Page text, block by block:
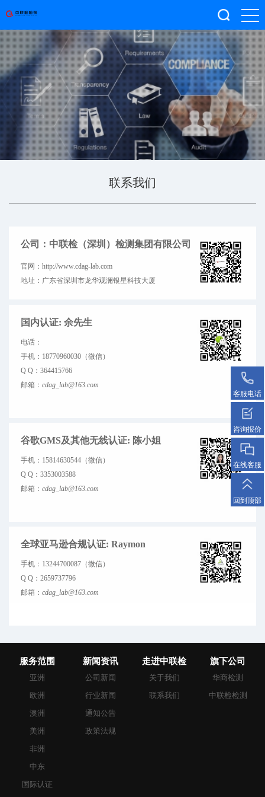
联系我们
公司：中联检（深圳）检测集团有限公司
官网： http://www.cdag-lab.com
地址： 广东省深圳市龙华观澜银星科技大厦
国内认证: 余先生
电话：
手机： 18770960030（微信）
Q Q： 364415766
邮箱： cdag_lab@163.com
谷歌GMS及其他无线认证: 陈小姐
手机： 15814630544（微信）
Q Q： 3353003588
邮箱： cdag_lab@163.com
全球亚马逊合规认证: Raymon
手机： 13244700087（微信）
Q Q： 2659737796
邮箱： cdag_lab@163.com
服务范围
亚洲
欧洲
澳洲
美洲
非洲
中东
国际认证
新闻资讯
公司新闻
行业新闻
通知公告
政策法规
走进中联检
关于我们
联系我们
旗下公司
华商检测
中联检检测
客服电话
咨询报价
在线客服
回到顶部